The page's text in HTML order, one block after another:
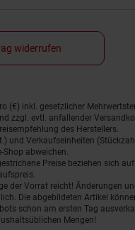
widerrufen
(€) inkl. gesetzlicher
zzgl. evtl. anfallender
des Herstellers.
und Verkaufseinheiten
Shop abweichen.
Preise beziehen sich
der Vorrat reicht! Änderungen
Die abgebildeten Artikel
schon am ersten Tag
Mengen!